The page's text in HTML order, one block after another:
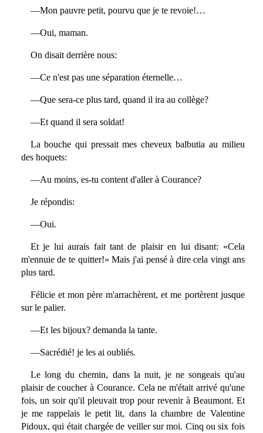
—Mon pauvre petit, pourvu que je te revoie!…
—Oui, maman.
On disait derrière nous:
—Ce n'est pas une séparation éternelle…
—Que sera-ce plus tard, quand il ira au collège?
—Et quand il sera soldat!
La bouche qui pressait mes cheveux balbutia au milieu
des hoquets:
—Au moins, es-tu content d'aller à Courance?
Je répondis:
—Oui.
Et je lui aurais fait tant de plaisir en lui disant: «Cela
m'ennuie de te quitter!» Mais j'ai pensé à dire cela vingt ans
plus tard.
Félicie et mon père m'arrachèrent, et me portèrent jusque
sur le palier.
—Et les bijoux? demanda la tante.
—Sacrédié! je les ai oubliés.
Le long du chemin, dans la nuit, je ne songeais qu'au
plaisir de coucher à Courance. Cela ne m'était arrivé qu'une
fois, un soir qu'il pleuvait trop pour revenir à Beaumont. Et
je me rappelais le petit lit, dans la chambre de Valentine
Pidoux, qui était chargée de veiller sur moi. Cinq ou six fois